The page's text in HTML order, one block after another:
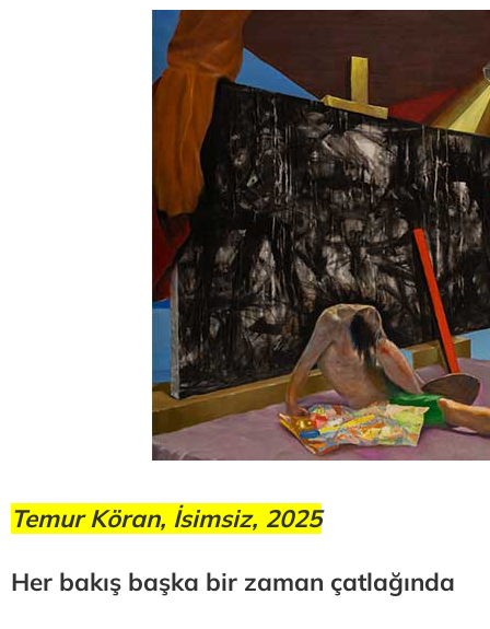
Temur Köran, İsimsiz, 2025
Her bakış başka bir zaman çatlağında